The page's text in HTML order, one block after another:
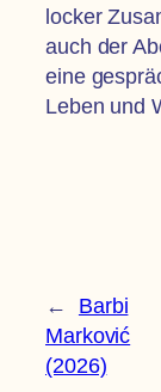
locker
auch der
eine
Leben und
←
Barbi
Marković
(2026)